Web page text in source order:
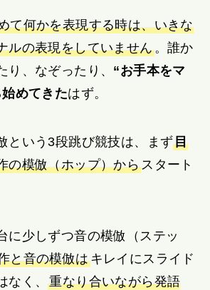
て何かを表現する時は、いきな
ルの表現をしていません。誰か
り、なぞったり、 “お手本をマ
めてきたはず。
という3段跳び競技は、まず目
の模倣（ホップ）からスタート
に少しずつ音の模倣（ステッ
と音の模倣はキレイにスライド
なく、重なり合いながら発語